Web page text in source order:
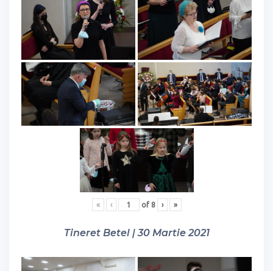
« ‹ of 8 › »
Tineret Betel | 30 Martie 2021